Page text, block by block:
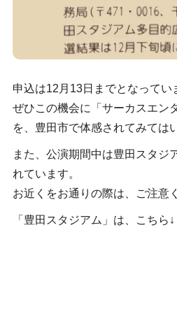
申込は12月13日までとなってい
ぜひこの機会に「サーカスエン
を、豊田市で体感されてみては
また、公演期間中は豊田スタジ
れています。
お近くをお通りの際は、ご注意
「豊田スタジアム」は、こちら↓